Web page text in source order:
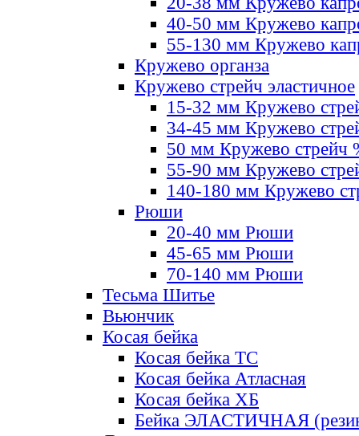
40-50 мм Кружево
55-130 мм Кружево
Кружево органза
Кружево стрейч эластичное
15-32 мм Кружево
34-45 мм Кружево
50 мм Кружево стрейч
55-90 мм Кружево
140-180 мм Кружево
Рюши
20-40 мм Рюши
45-65 мм Рюши
70-140 мм Рюши
Тесьма Шитье
Вьюнчик
Косая бейка
Косая бейка ТС
Косая бейка Атласная
Косая бейка ХБ
Бейка ЭЛАСТИЧНАЯ